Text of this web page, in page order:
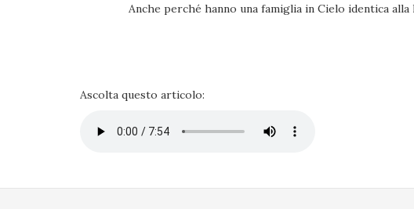
Anche perché hanno una famiglia in Cielo identica
Ascolta questo articolo: